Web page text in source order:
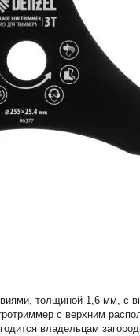
толщиной 1,6 мм, с
с верхним
владельцам